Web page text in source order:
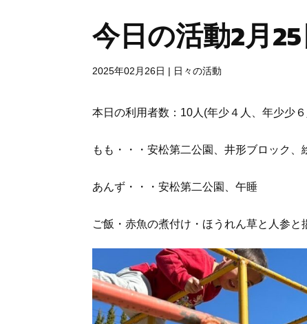
今日の活動2月25
2025年02月26日 | 日々の活動
本日の利用者数：10人(年少４人、年少少６
もも・・・安松第二公園、井形ブロック、
あんず・・・安松第二公園、午睡
ご飯・赤魚の煮付け・ほうれん草と人参